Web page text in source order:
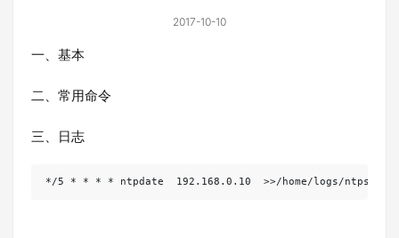
2017-10-10
一、基本
二、常用命令
三、日志
*/5 * * * * ntpdate  192.168.0.10  >>/home/logs/ntpsync/